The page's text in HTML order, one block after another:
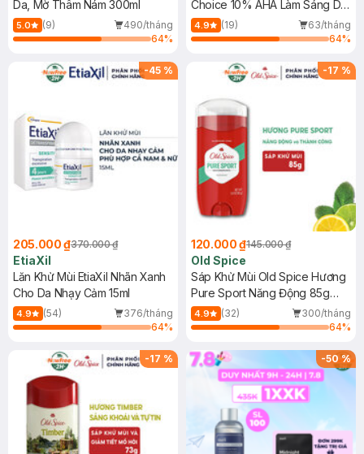
Da, Mờ Thâm Nám 300ml
5.0 (9)
490/tháng
64%
Choice 10% AHA Làm Sáng Da
210ml
4.9 (19)
63/tháng
64%
-45 %
205.000 ₫370.000 ₫
EtiaXil
Lăn Khử Mùi EtiaXil Nhãn Xanh
Cho Da Nhạy Cảm 15ml
4.9 (54)
376/tháng
64%
-17 %
120.000 ₫145.000 ₫
Old Spice
Sáp Khử Mùi Old Spice Hương
Pure Sport Năng Động 85g
(Đỏ)
4.9 (32)
300/tháng
64%
-17 % -50%